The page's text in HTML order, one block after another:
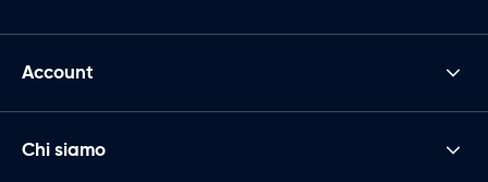
Account
Chi siamo